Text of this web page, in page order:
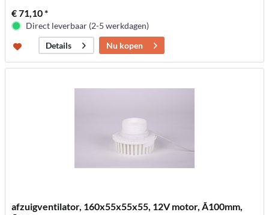
€ 71,10 *
Direct leverbaar (2-5 werkdagen)
Details
Nu kopen
afzuigventilator, 160x55x55x55, 12V motor, Ã100mm,